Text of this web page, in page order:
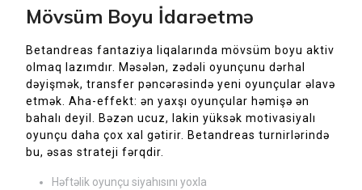
Mövsüm Boyu İdarəetmə
Betandreas fantaziya liqalarında mövsüm boyu aktiv
olmaq lazımdır. Məsələn, zədəli oyunçunu dərhal
dəyişmək, transfer pəncərəsində yeni oyunçular əlavə
etmək. Aha-effekt: ən yaxşı oyunçular həmişə ən
bahalı deyil. Bəzən ucuz, lakin yüksək motivasiyalı
oyunçu daha çox xal gətirir. Betandreas turnirlərində
bu, əsas strateji fərqdir.
Həftəlik oyunçu siyahısını yoxla